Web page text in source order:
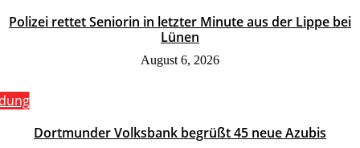
Polizei rettet Seniorin in letzter Minute aus der Lippe bei
Lünen
August 6, 2026
Dortmunder Volksbank begrüßt 45 neue Azubis